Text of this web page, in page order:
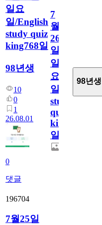
일요
일/English
study quiz
king768일
98년생
10
0
1
26.08.01
0
댓글
7
월
26
일
일
요
일/English
study
quiz
king768
일
98년생
196704
7월25일